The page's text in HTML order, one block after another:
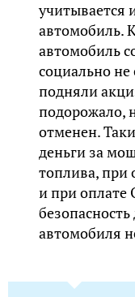
учитывается
автомобиль.
автомобиль
социально
подняли
подорожало,
отменен.
деньги за
топлива, при
и при
автомобиля